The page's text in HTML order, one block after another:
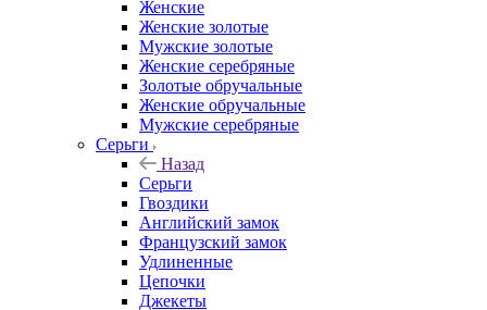
Женские
Женские золотые
Мужские золотые
Женские серебряные
Золотые обручальные
Женские обручальные
Мужские серебряные
Серьги
Назад
Серьги
Гвоздики
Английский замок
Французский замок
Удлиненные
Цепочки
Джекеты